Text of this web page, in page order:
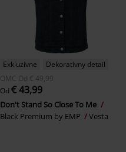
Exkluzívne
Dekoratívny detail
OMC Od € 49,99
Od € 43,99
Don't Stand So Close To Me
Black Premium by EMP
Vesta